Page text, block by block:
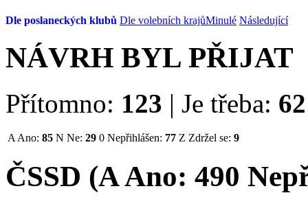
Dle poslaneckých klubů Dle volebních krajůMinulé Následující
NÁVRH BYL PŘIJAT
Přítomno: 123 | Je třeba: 62
A Ano: 85 N Ne: 29 0 Nepřihlášen: 77 Z Zdržel se: 9
ČSSD (AAno: 490